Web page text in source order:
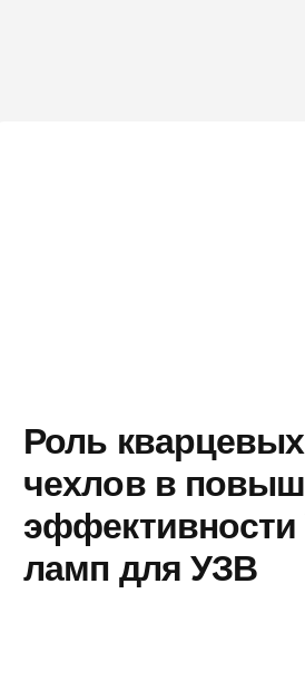
Роль кварцевых
чехлов в
ламп для УЗВ